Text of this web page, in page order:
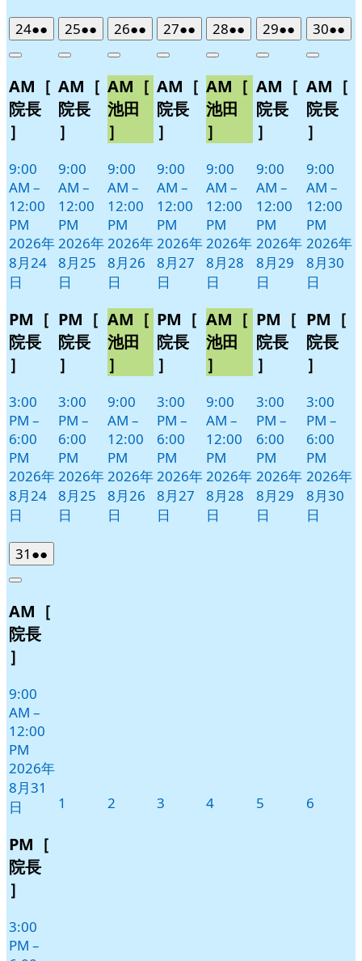
242026
年
月
24
日
●●
件
イ
ベ
ト)
Close
AM［
院長
］
9:00
AM –
12:00
PM
2026年
8月24
日
PM［
院長
］
3:00
PM –
6:00
PM
2026年
8月24
日
252026
年
月
25
日
●●
件
イ
ベ
ト)
Close
AM［
院長
］
9:00
AM –
12:00
PM
2026年
8月25
日
PM［
院長
］
3:00
PM –
6:00
PM
2026年
8月25
日
262026
年
月
26
日
●●
件
イ
ベ
ト)
Close
AM［
池田
］
9:00
AM –
12:00
PM
2026年
8月26
日
AM［
池田
］
9:00
AM –
12:00
PM
2026年
8月26
日
272026
年
月
27
日
●●
件
イ
ベ
ト)
Close
AM［
院長
］
9:00
AM –
12:00
PM
2026年
8月27
日
PM［
院長
］
3:00
PM –
6:00
PM
2026年
8月27
日
282026
年
月
28
日
●●
件
イ
ベ
ト)
Close
AM［
池田
］
9:00
AM –
12:00
PM
2026年
8月28
日
AM［
池田
］
9:00
AM –
12:00
PM
2026年
8月28
日
292026
年
月
29
日
●●
件
イ
ベ
ト)
Close
AM［
院長
］
9:00
AM –
12:00
PM
2026年
8月29
日
PM［
院長
］
3:00
PM –
6:00
PM
2026年
8月29
日
302026
年
月
30
日
●●
件
イ
Close
AM［
院長
］
9:00
AM –
12:00
PM
2026年
8月30
日
PM［
院長
］
3:00
PM –
6:00
PM
2026年
8月30
日
31 2026
年
月
31
日
●●
件
イ
Close
AM［
院長
］
9:00
AM –
12:00
PM
2026年
8月31
日
PM［
院長
］
3:00
PM –
1 2 3 42026
5 6